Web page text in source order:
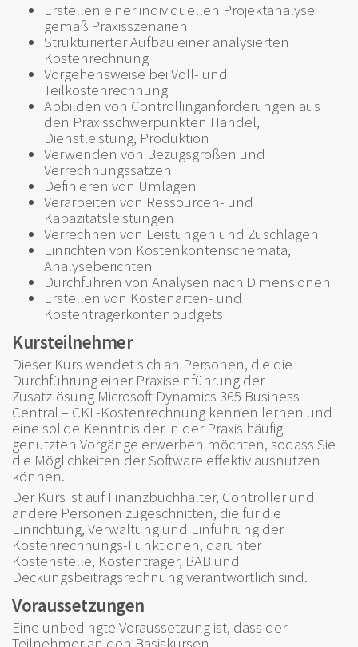
Erstellen einer individuellen Projektanalyse
gemäß Praxisszenarien
Strukturierter Aufbau einer analysierten
Kostenrechnung
Vorgehensweise bei Voll- und
Teilkostenrechnung
Abbilden von Controllinganforderungen aus
den Praxisschwerpunkten Handel,
Dienstleistung, Produktion
Verwenden von Bezugsgrößen und
Verrechnungssätzen
Definieren von Umlagen
Verarbeiten von Ressourcen- und
Kapazitätsleistungen
Verrechnen von Leistungen und Zuschlägen
Einrichten von Kostenkontenschemata,
Analyseberichten
Durchführen von Analysen nach Dimensionen
Erstellen von Kostenarten- und
Kostenträgerkontenbudgets
Kursteilnehmer
Dieser Kurs wendet sich an Personen, die die
Durchführung einer Praxiseinführung der
Zusatzlösung Microsoft Dynamics 365 Business
Central – CKL-Kostenrechnung kennen lernen und
eine solide Kenntnis der in der Praxis häufig
genutzten Vorgänge erwerben möchten, sodass Sie
die Möglichkeiten der Software effektiv ausnutzen
können.
Der Kurs ist auf Finanzbuchhalter, Controller und
andere Personen zugeschnitten, die für die
Einrichtung, Verwaltung und Einführung der
Kostenrechnungs-Funktionen, darunter
Kostenstelle, Kostenträger, BAB und
Deckungsbeitragsrechnung verantwortlich sind.
Voraussetzungen
Eine unbedingte Voraussetzung ist, dass der